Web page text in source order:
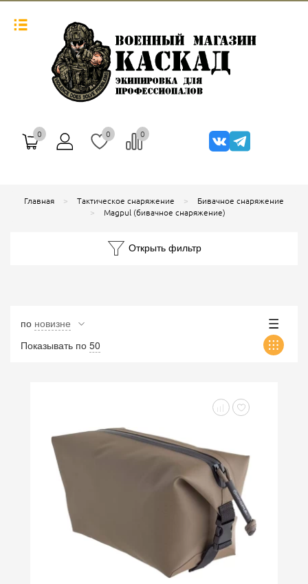
0 0 0
Главная Тактическое снаряжение
Бивачное снаряжение
Magpul (бивачное снаряжение)
Открыть фильтр
по новизне
Показывать по 50